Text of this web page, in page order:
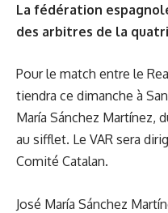
La fédération
des arbitres de la
Pour le match entre le
tiendra ce dimanche à
María Sánchez Martínez,
au sifflet. Le VAR sera
Comité Catalan.
José María Sánchez